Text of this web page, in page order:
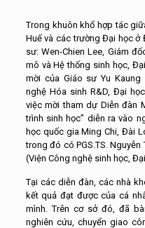
Trong khuôn khổ hợp tác
Huế và các trường Đại học ở
sư: Wen-Chien Lee, Giám
mô và Hệ thống sinh học,
mời của Giáo sư Yu Kaung
nghệ Hóa sinh R&D, Đại
việc mời tham dự Diễn đàn
trình sinh học” diễn ra vào
học quốc gia Ming Chi, Đài
trong đó có PGS.TS. Nguyễn
(Viện Công nghệ sinh học,
Tại các diễn đàn, các nhà
kết quả đạt được của cá
mình. Trên cơ sở đó, đã
nghiên cứu, chuyển giao